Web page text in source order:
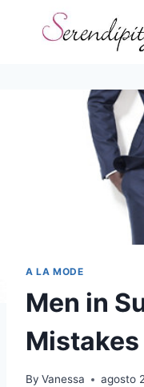
A LA MODE
Men in
Mistakes
By Vanessa agosto